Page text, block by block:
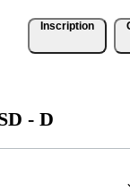
Inscription
- D